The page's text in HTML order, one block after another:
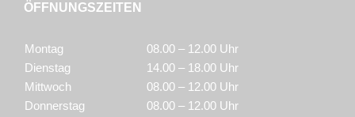
ÖFFNUNGSZEITEN
Montag
08.00 – 12.00 Uhr
Dienstag
14.00 – 18.00 Uhr
Mittwoch
08.00 – 12.00 Uhr
Donnerstag
08.00 – 12.00 Uhr